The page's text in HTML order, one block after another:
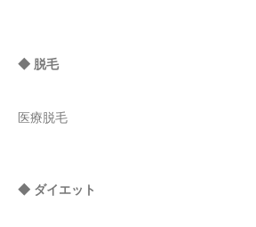
◆ 脱毛
医療脱毛
◆ ダイエット